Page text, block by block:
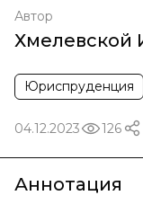
Автор
Хмелевской
Юриспруденция
04.12.2023 126
Аннотация